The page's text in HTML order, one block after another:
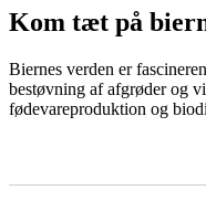
Kom tæt på
Biernes verden er
bestøvning af afgrøder og
fødevareproduktion og